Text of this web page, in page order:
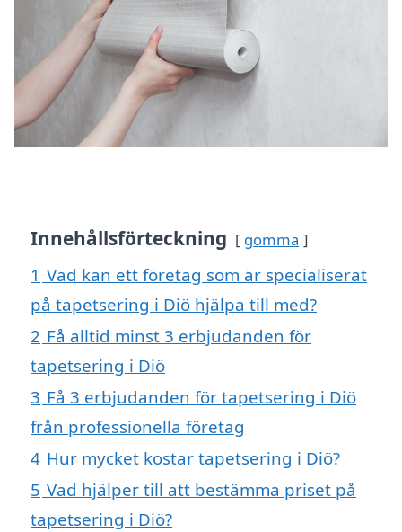
Innehållsförteckning gömma
1 Vad kan ett företag som är specialiserat
på tapetsering i Diö hjälpa till med?
2 Få alltid minst 3 erbjudanden för
tapetsering i Diö
3 Få 3 erbjudanden för tapetsering i Diö
från professionella företag
4 Hur mycket kostar tapetsering i Diö?
5 Vad hjälper till att bestämma priset på
tapetsering i Diö?